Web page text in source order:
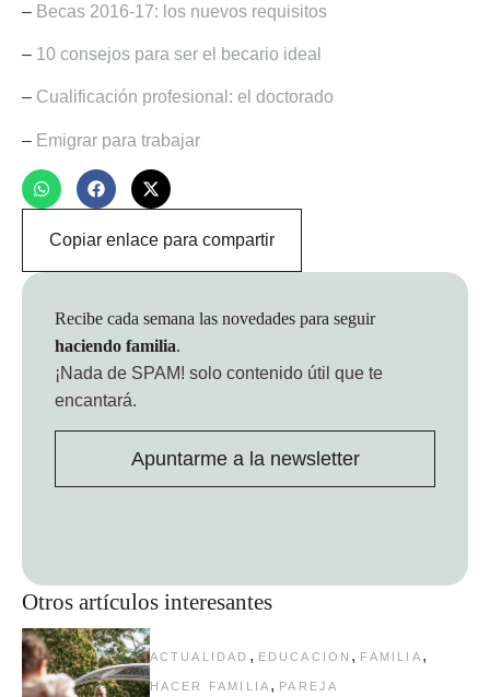
– Becas 2016-17: los nuevos requisitos
– 10 consejos para ser el becario ideal
– Cualificación profesional: el doctorado
– Emigrar para trabajar
Copiar enlace para compartir
Otros artículos interesantes
ACTUALIDAD , EDUCACION , FAMILIA ,
HACER FAMILIA , PAREJA
Recibe cada semana las novedades para seguir
haciendo familia.
¡Nada de SPAM! solo contenido útil que te
encantará.
Apuntarme a la newsletter